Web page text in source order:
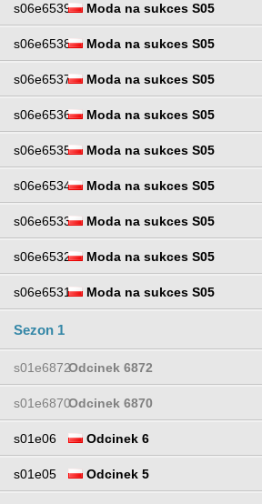
s06e6539 Moda na sukces S05
s06e6538 Moda na sukces S05
s06e6537 Moda na sukces S05
s06e6536 Moda na sukces S05
s06e6535 Moda na sukces S05
s06e6534 Moda na sukces S05
s06e6533 Moda na sukces S05
s06e6532 Moda na sukces S05
s06e6531 Moda na sukces S05
Sezon 1
s01e6872Odcinek 6872
s01e6870Odcinek 6870
s01e06 Odcinek 6
s01e05 Odcinek 5